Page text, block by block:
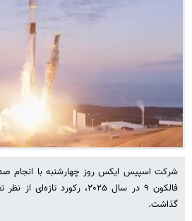
شرکت اسپیس‌ ایکس روز چهارشنبه با
فالکون ۹ در سال ۲۰۲۵، رکورد
گذاشت.